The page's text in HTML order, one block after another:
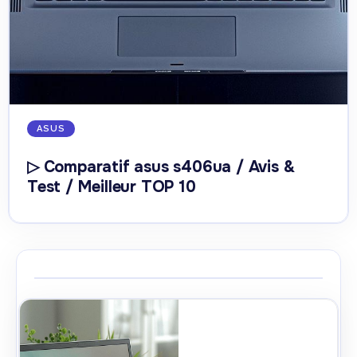
ASUS
▷ Comparatif asus s406ua / Avis &
Test / Meilleur TOP 10